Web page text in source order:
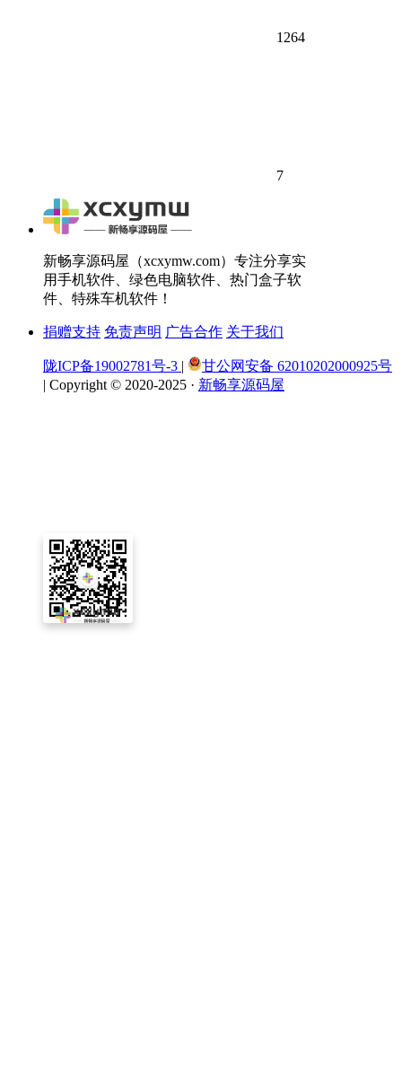
1264
7
新畅享源码屋（xcxymw.com）专注分享实
用手机软件、绿色电脑软件、热门盒子软
件、特殊车机软件！
捐赠支持 免责声明 广告合作 关于我们
陇ICP备19002781号-3 |
甘公网安备 62010202000925号
| Copyright © 2020-2025 · 新畅享源码屋